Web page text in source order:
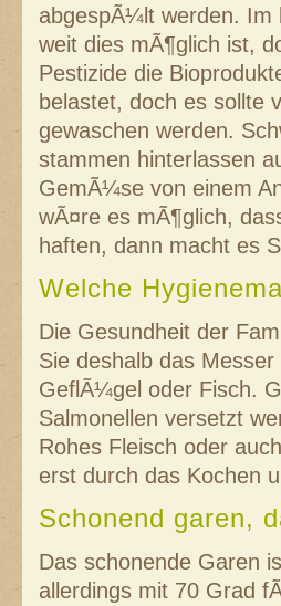
abgespÃ¼lt werden. Im
weit dies mÃ¶glich ist,
Pestizide die
belastet, doch es sollte
gewaschen werden.
stammen hinterlassen
GemÃ¼se von einem
wÃ¤re es mÃ¶glich,
haften, dann macht es
Welche
Die Gesundheit der
Sie deshalb das
GeflÃ¼gel oder Fisch.
Salmonellen versetzt
Rohes Fleisch oder
erst durch das Kochen
Schonend garen,
Das schonende Garen
allerdings mit 70 Grad